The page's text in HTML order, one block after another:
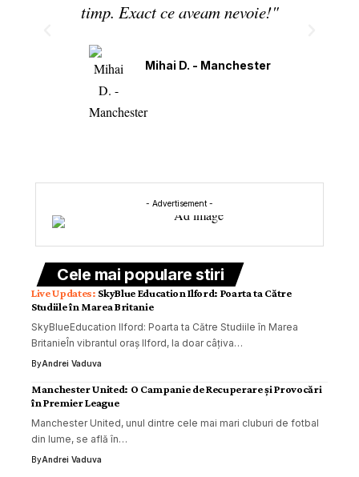
timp. Exact ce aveam nevoie!"
Mihai D. - Manchester
- Advertisement -
Cele mai populare stiri
SkyBlue Education Ilford: Poarta ta Către
Studiile în Marea Britanie
SkyBlueEducation Ilford: Poarta ta Către Studiile în Marea
BritanieÎn vibrantul oraș Ilford, la doar câțiva…
ByAndrei Vaduva
Manchester United: O Campanie de Recuperare și Provocări
în Premier League
Manchester United, unul dintre cele mai mari cluburi de fotbal
din lume, se află în…
ByAndrei Vaduva